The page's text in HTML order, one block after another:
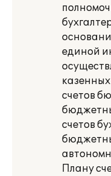
единой
счетов
счетов
Плану